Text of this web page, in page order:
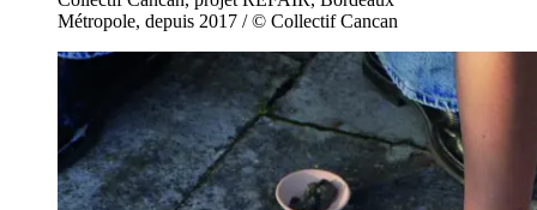
Métropole, depuis 2017 / © Collectif Cancan